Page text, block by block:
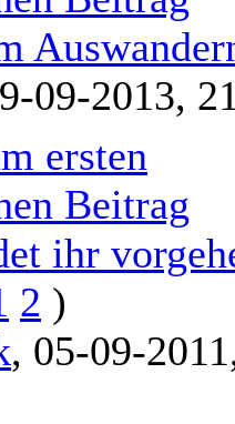
09-2013,
ihr
2 )
, 05-09-